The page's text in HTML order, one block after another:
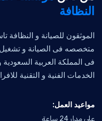
النظافة
متخصصه فى الصيانة و تشغيل
فى المملكة العربية
الخدمات الفنية و التقنية
:مواعيد العمل
على مدار 24 ساعة